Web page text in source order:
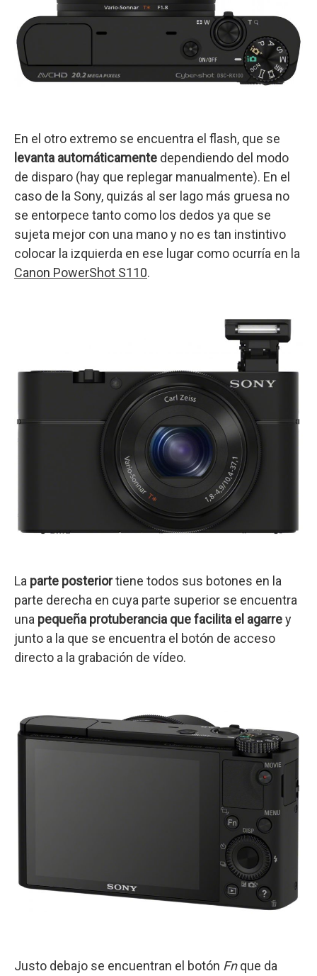
En el otro extremo se encuentra el flash, que se
levanta automáticamente dependiendo del modo
de disparo (hay que replegar manualmente). En el
caso de la Sony, quizás al ser lago más gruesa no
se entorpece tanto como los dedos ya que se
sujeta mejor con una mano y no es tan instintivo
colocar la izquierda en ese lugar como ocurría en la
Canon PowerShot S110.
La parte posteriortiene todos sus botones en la
parte derecha en cuya parte superior se encuentra
una pequeña protuberancia que facilita el agarrey
junto a la que se encuentra el botón de acceso
directo a la grabación de vídeo.
Justo debajo se encuentran el botón Fnque da